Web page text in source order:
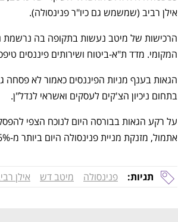
אילן רביב (שמשמש גם כיו"ר פנינסולה).
המקומי. מדד ת"א-ביטוח ושירותים פיננסים טיפס ב-135.5% ב-12 החודשים
בתחום ניכיון הצ'קים לעסקים ואשראי לנדל"ן.
אתמול, מזנקת מניית פנינסולה היום ביותר מ-6% לשווי של כמעט 650 מיליון שקל.
תגיות: פנינסולה מיטב דש אילן